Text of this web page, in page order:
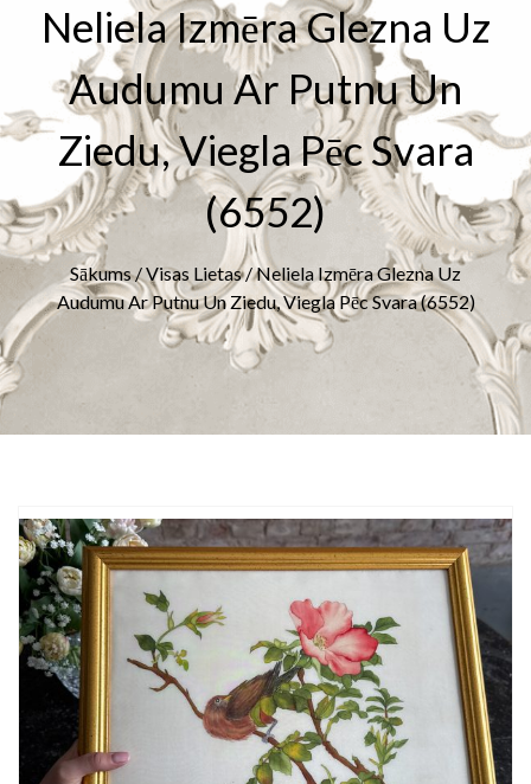
Neliela Izmēra Glezna Uz
Audumu Ar Putnu Un
Ziedu, Viegla Pēc Svara
(6552)
Sākums/Visas Lietas/ Neliela Izmēra Glezna Uz
Audumu Ar Putnu Un Ziedu, Viegla Pēc Svara (6552)